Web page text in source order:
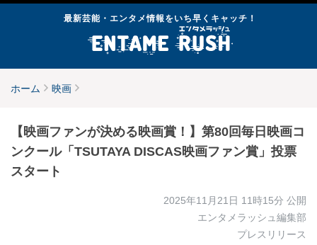
最新芸能・エンタメ情報をいち早くキャッチ！
ホーム 映画
【映画ファンが決める映画賞！】第80回毎日映画コ
ンクール「TSUTAYA DISCAS映画ファン賞」投票
スタート
2025年11月21日 11時15分 公開
エンタメラッシュ編集部
プレスリリース